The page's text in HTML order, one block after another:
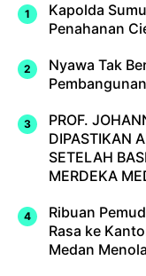
Kapolda
Penahanan
Nyawa Tak
PROF.
DIPASTIKAN
SETELAH
MERDEKA
Ribuan
Rasa ke
Medan